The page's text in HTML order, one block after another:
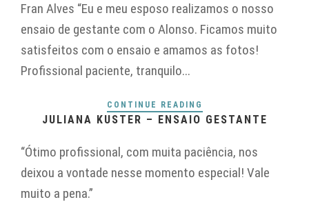
Fran Alves “Eu e meu esposo realizamos o nosso
ensaio de gestante com o Alonso. Ficamos muito
satisfeitos com o ensaio e amamos as fotos!
Profissional paciente, tranquilo...
CONTINUE READING
JULIANA KUSTER – ENSAIO GESTANTE
“Ótimo profissional, com muita paciência, nos
deixou a vontade nesse momento especial! Vale
muito a pena.”